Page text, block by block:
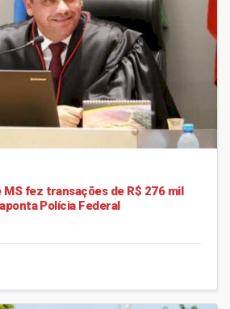
MS fez transações de R$ 276 mil
Polícia Federal